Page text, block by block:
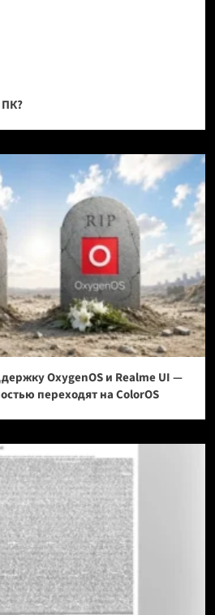
ПК?
OxygenOS и Realme UI —
переходят на ColorOS